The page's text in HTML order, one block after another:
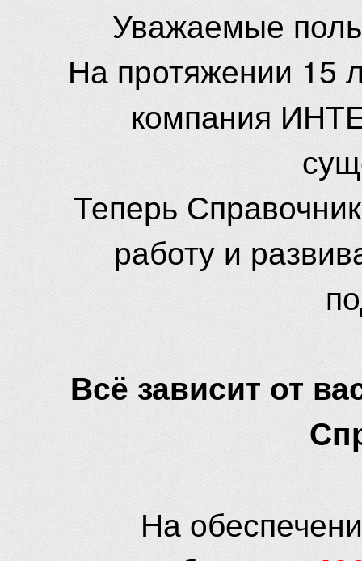
Уважаемые
На протяжении 15
компания
Теперь
работу и
Всё зависит от
На